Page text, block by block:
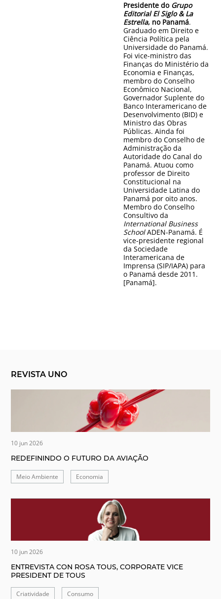
Presidente do Grupo
Editorial El Siglo & La
Estrella, no Panamá.
Graduado em Direito e
Ciência Política pela
Universidade do Panamá.
Foi vice-ministro das
Finanças do Ministério da
Economia e Finanças,
membro do Conselho
Econômico Nacional,
Governador Suplente do
Banco Interamericano de
Desenvolvimento (BID) e
Ministro das Obras
Públicas. Ainda foi
membro do Conselho de
Administração da
Autoridade do Canal do
Panamá. Atuou como
professor de Direito
Constitucional na
Universidade Latina do
Panamá por oito anos.
Membro do Conselho
Consultivo da
International Business
SchoolADEN-Panamá. É
vice-presidente regional
da Sociedade
Interamericana de
Imprensa (SIP/IAPA) para
o Panamá desde 2011.
[Panamá].
REVISTA UNO
10 jun 2026
REDEFININDO O FUTURO DA AVIAÇÃO
Meio Ambiente Economia
10 jun 2026
ENTREVISTA CON ROSA TOUS, CORPORATE VICE
PRESIDENT DE TOUS
Criatividade Consumo